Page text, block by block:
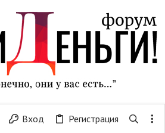
Вход Регистрация